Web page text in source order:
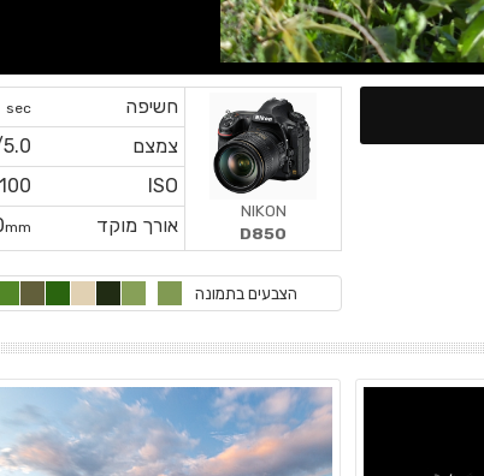
חשיפה sec
צמצם
ISO
100
אורך מוקד
mm
NIKON
D850
הצבעים בתמונה